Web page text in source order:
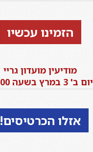
הזמינו עכשיו
מודיעין מועדון גריי
יום ב' 3 במרץ בשעה 21:00
אזלו הכרטיסים!